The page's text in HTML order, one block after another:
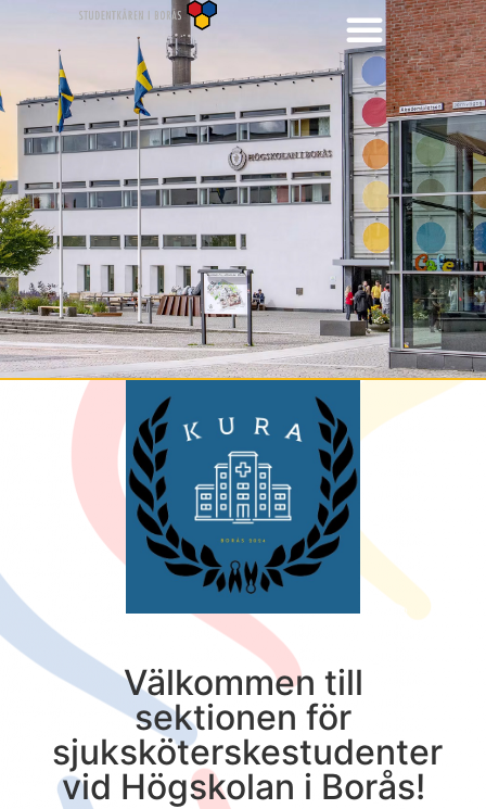
Välkommen till
sektionen för
sjuksköterskestudenter
vid Högskolan i Borås!